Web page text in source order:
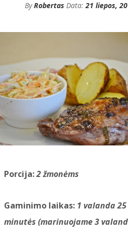
ByRobertas Data:21 liepos,
Porcija:2 žmonėms
Gaminimo laikas: 1 valanda 25
minutės (marinuojame 3